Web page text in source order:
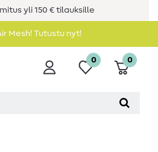
yli 150 € tilauksille
Mesh! Tutustu nyt!
0 0